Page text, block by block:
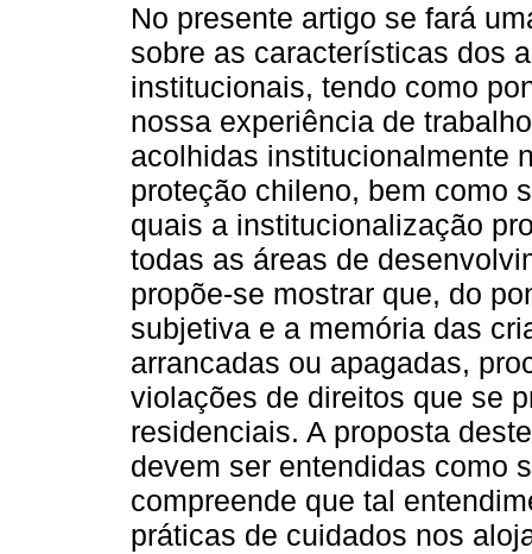
No presente artigo se fará
sobre as características dos
institucionais, tendo como
nossa experiência de
acolhidas institucionalmente
proteção chileno, bem como
quais a institucionalização
todas as áreas de
propõe-se mostrar que, do
subjetiva e a memória das
arrancadas ou apagadas,
violações de direitos que se
residenciais. A proposta
devem ser entendidas como
compreende que tal
práticas de cuidados nos